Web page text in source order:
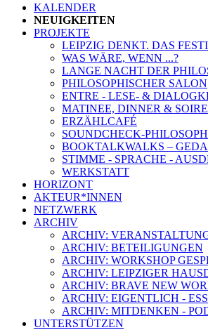
KALENDER
NEUIGKEITEN
PROJEKTE
LEIPZIG DENKT. DAS
WAS WÄRE, WENN ...?
LANGE NACHT DER
PHILOSOPHISCHER SALON
ENTRE - LESE- &
MATINEE, DINNER &
ERZÄHLCAFÉ
SOUNDCHECK-
BOOKTALKWALKS –
STIMME - SPRACHE -
WERKSTATT
HORIZONT
AKTEUR*INNEN
NETZWERK
ARCHIV
ARCHIV:
ARCHIV: BETEILIGUNGEN
ARCHIV: WORKSHOP
ARCHIV: LEIPZIGER
ARCHIV: BRAVE NEW
ARCHIV: EIGENTLICH -
ARCHIV: MITDENKEN -
UNTERSTÜTZEN